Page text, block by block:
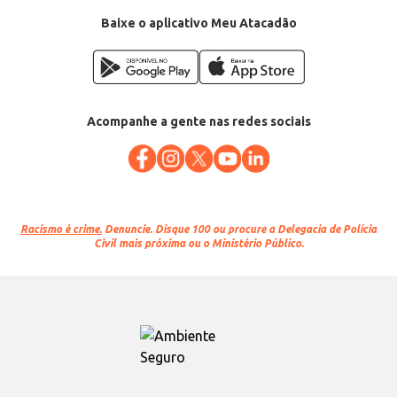
Baixe o aplicativo Meu Atacadão
Acompanhe a gente nas redes sociais
Racismo é crime. Denuncie. Disque 100 ou procure a Delegacia de Polícia
Civil mais próxima ou o Ministério Público.